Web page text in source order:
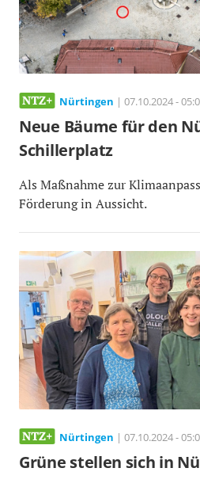
Nürtingen | 07.10.2024 -
Neue Bäume für den
Schillerplatz
Als Maßnahme zur
Förderung in Aussicht.
Nürtingen | 07.10.2024 -
Grüne stellen sich in